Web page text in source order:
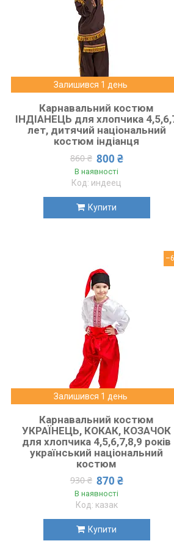
Залишився 1 день
Карнавальний костюм
ІНДІАНЕЦЬ для хлопчика
лет, дитячий національний
костюм індіанця
860 ₴ 800 ₴
В наявності
индеец
Купити
Залишився 1 день
Карнавальний костюм
УКРАЇНЕЦЬ, КОКАК, КОЗАЧОК
для хлопчика 4,5,6,7,8,9 років
український національний
костюм
930 ₴ 870 ₴
В наявності
казак
Купити